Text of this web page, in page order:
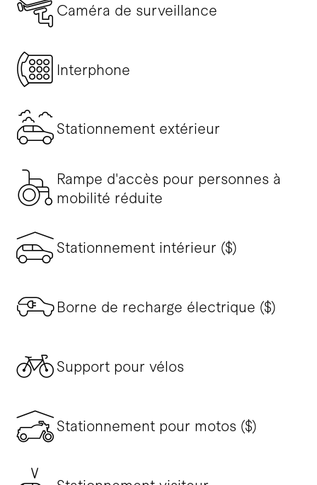
Caméra de surveillance
Interphone
Stationnement extérieur
Rampe d'accès pour personnes à
mobilité réduite
Stationnement intérieur ($)
Borne de recharge électrique ($)
Support pour vélos
Stationnement pour motos ($)